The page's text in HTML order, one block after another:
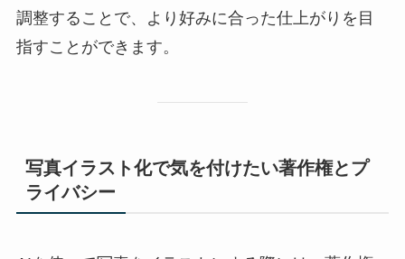
調整することで、より好みに合った仕上がりを目
指すことができます。
写真イラスト化で気を付けたい著作権とプ
ライバシー